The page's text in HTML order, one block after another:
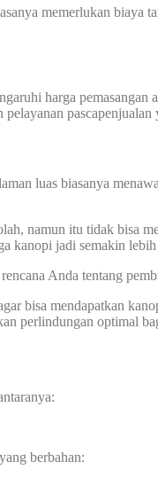
memerlukan biaya
harga
pascapenjualan
luas biasanya
namun itu tidak bisa
kanopi jadi semakin
Anda tentang
bisa mendapatkan
perlindungan optimal
yang berbahan: